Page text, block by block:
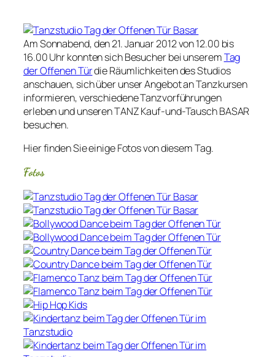
Am Sonnabend, den 21. Januar 2012 von 12.00 bis
16.00 Uhr konnten sich Besucher bei unseremTag
der Offenen Türdie Räumlichkeiten des Studios
anschauen, sich über unser Angebot an Tanzkursen
informieren, verschiedene Tanzvorführungen
erleben und unseren TANZ Kauf-und-Tausch BASAR
besuchen.
Hier finden Sie einige Fotos von diesem Tag.
Fotos